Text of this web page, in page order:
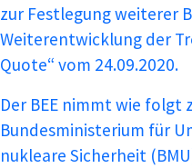
zur Festlegung weiterer
Weiterentwicklung der
Quote“ vom 24.09.2020.
Der BEE nimmt wie folgt
Bundesministerium für
nukleare Sicherheit